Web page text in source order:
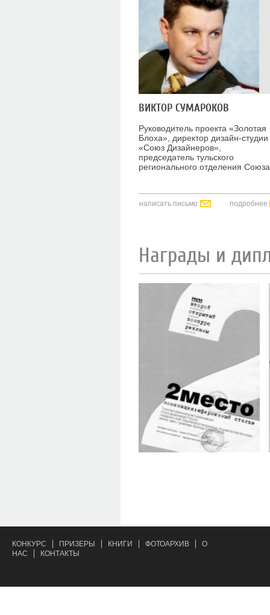
ВИКТОР СУМАРОКОВ
Руководитель проекта «Золотая
Блоха», директор дизайн-студии
«Союз Дизайнеров»,
председатель тульского
регионального отделения Союза
написать письмо подробнее
Награды и
КОНКУРС ПРИЗЕРЫ КНИГИ ФОТОАРХИВ
О
НАС
КОНТАКТЫ